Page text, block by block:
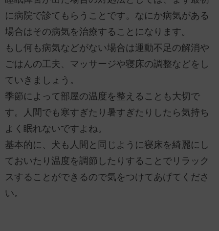
に病院で診てもらうことです。なにか病気がある
場合はその病気を治療することになります。
もし何も病気などがない場合は運動不足の解消や
ごはんの工夫、マッサージや寝床の調整などをし
ていきましょう。
季節によって部屋の温度を整えることも大切で
す。人間でも寒すぎたり暑すぎたりしたら気持ち
よく眠れないですよね。
基本的に、犬も人間と同じように寝床を綺麗にし
ておいたり温度を調節したりすることでリラック
スすることができるので気をつけてあげてくださ
い。